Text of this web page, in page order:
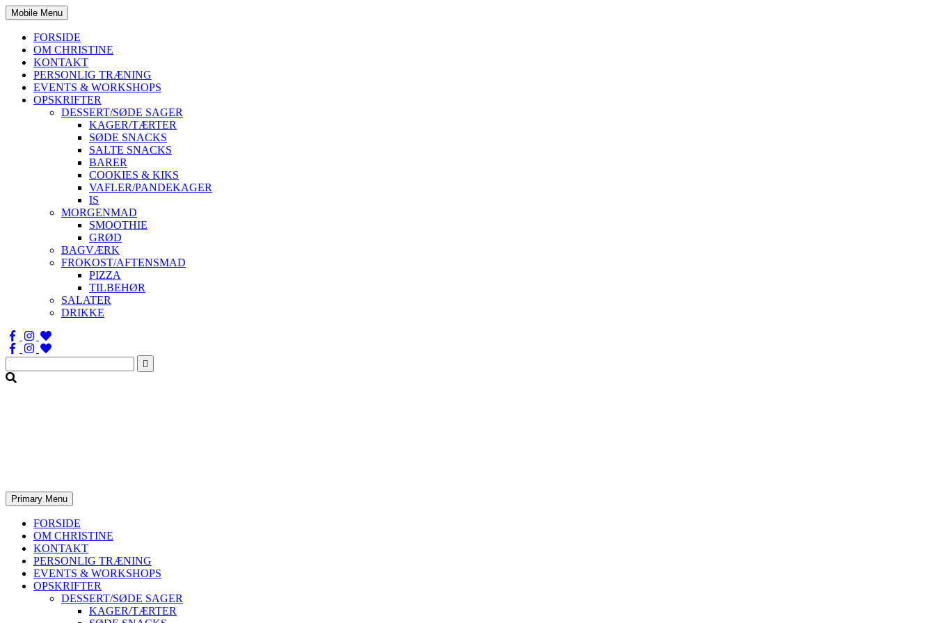
Mobile Menu
FORSIDE
OM CHRISTINE
KONTAKT
PERSONLIG TRÆNING
EVENTS & WORKSHOPS
OPSKRIFTER
DESSERT/SØDE SAGER
KAGER/TÆRTER
SØDE SNACKS
SALTE SNACKS
BARER
COOKIES & KIKS
VAFLER/PANDEKAGER
IS
MORGENMAD
SMOOTHIE
GRØD
BAGVÆRK
FROKOST/AFTENSMAD
PIZZA
TILBEHØR
SALATER
DRIKKE
Søg
efter:
Primary Menu
FORSIDE
OM CHRISTINE
KONTAKT
PERSONLIG TRÆNING
EVENTS & WORKSHOPS
OPSKRIFTER
DESSERT/SØDE SAGER
KAGER/TÆRTER